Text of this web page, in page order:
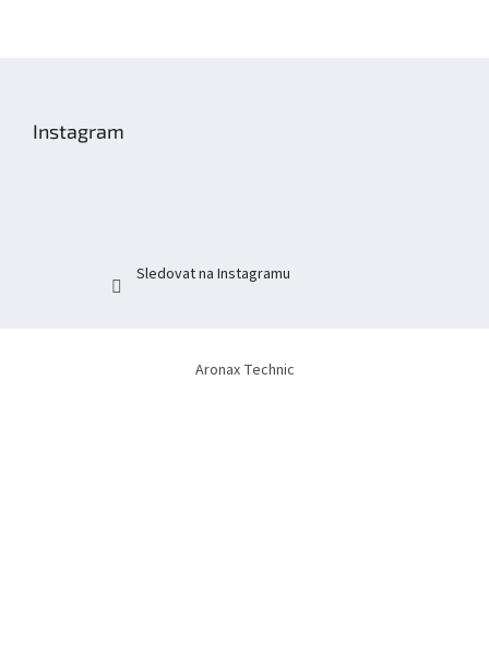
Instagram
Sledovat na Instagramu
Aronax Technic